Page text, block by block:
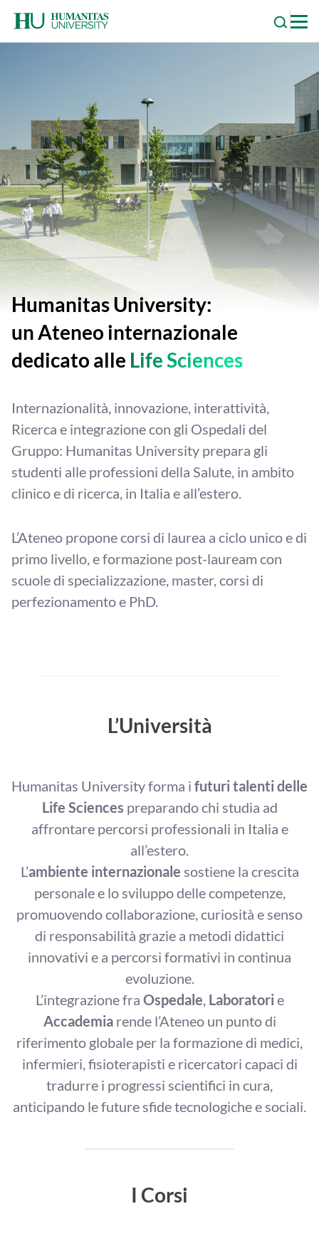
content
Humanitas University:
un Ateneo internazionale
dedicato alle Life Sciences
Internazionalità, innovazione, interattività,
Ricerca e integrazione con gli Ospedali del
Gruppo: Humanitas University prepara gli
studenti alle professioni della Salute, in ambito
clinico e di ricerca, in Italia e all’estero.
L’Ateneo propone corsi di laurea a ciclo unico e di
primo livello, e formazione post-lauream con
scuole di specializzazione, master, corsi di
perfezionamento e PhD.
L’Università
Humanitas University forma i futuri talenti delle
Life Sciences preparando chi studia ad
affrontare percorsi professionali in Italia e
all’estero.
L’ambiente internazionale sostiene la crescita
personale e lo sviluppo delle competenze,
promuovendo collaborazione, curiosità e senso
di responsabilità grazie a metodi didattici
innovativi e a percorsi formativi in continua
evoluzione.
L’integrazione fra Ospedale, Laboratorie
Accademiarende l’Ateneo un punto di
riferimento globale per la formazione di medici,
infermieri, fisioterapisti e ricercatori capaci di
tradurre i progressi scientifici in cura,
anticipando le future sfide tecnologiche e sociali.
I Corsi